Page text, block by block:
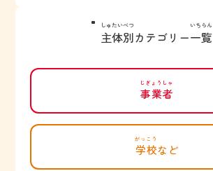
主体別
しゅたいべつ
カテゴリー一覧
いちらん
事業者
じぎょうしゃ
学校
がっこう
など